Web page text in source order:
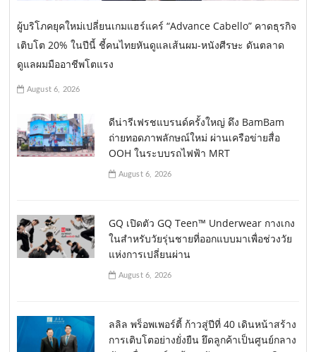
ผู้บริโภคยุคใหม่เปลี่ยนเกมแฮร์แคร์ “Advance Cabello” คาดธุรกิจ
เติบโต 20% ในปีนี้ ชี้คนไทยหันดูแลเส้นผม-หนังศีรษะ ดันตลาด
ดูแลผมมืออาชีพโตแรง
August 6, 2026
ดีน่ารีเฟรชแบรนด์ครั้งใหญ่ ดึง BamBam
ถ่ายทอดภาพลักษณ์ใหม่ ผ่านเครือข่ายสื่อ
OOH ในระบบรถไฟฟ้า MRT
August 6, 2026
GQ เปิดตัว GQ Teen™ Underwear กางเกง
ในสำหรับวัยรุ่นชายที่ออกแบบมาเพื่อช่วงวัย
แห่งการเปลี่ยนผ่าน
August 6, 2026
ลลิล พร็อพเพอร์ตี้ ก้าวสู่ปีที่ 40 เดินหน้าสร้าง
การเติบโตอย่างยั่งยืน ยึดลูกค้าเป็นศูนย์กลาง